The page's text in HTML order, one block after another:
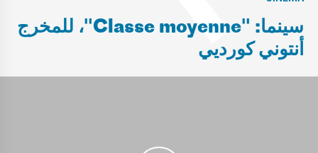
سينما: "Classe moyenne"، للمخرج
أنتوني كورديي